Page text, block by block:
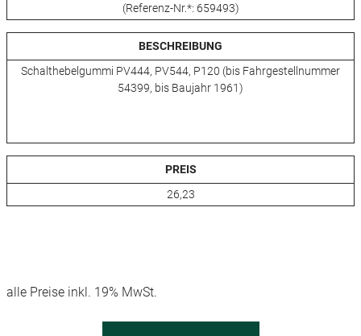
(Referenz-Nr.*: 659493)
BESCHREIBUNG
Schalthebelgummi PV444, PV544, P120 (bis Fahrgestellnummer
54399, bis Baujahr 1961)
PREIS
26,23
alle Preise inkl. 19% MwSt.